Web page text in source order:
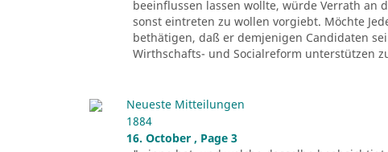
beeinflussen lassen wollte, würde Verrath an
sonst eintreten zu wollen vorgiebt. Möchte
bethätigen, daß er demjenigen Candidaten
Wirthschafts- und Socialreform unterstützen
Neueste Mitteilungen
1884
16. October , Page 3